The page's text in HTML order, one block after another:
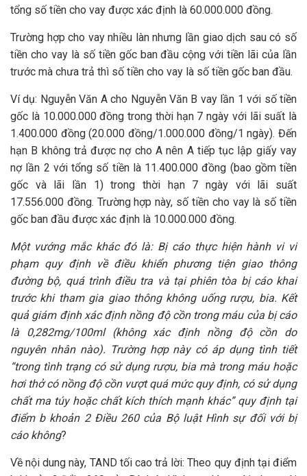
tổng số tiền cho vay được xác định là 60.000.000 đồng.
Trường hợp cho vay nhiều làn nhưng lần giao dịch sau có số
tiền cho vay là số tiền gốc ban đầu cộng với tiền lãi của lần
trước mà chưa trả thì số tiền cho vay là số tiền gốc ban đầu.
Ví dụ: Nguyễn Văn A cho Nguyễn Văn B vay lần 1 với số tiền
gốc là 10.000.000 đồng trong thời hạn 7 ngày với lãi suất là
1.400.000 đồng (20.000 đồng/1.000.000 đồng/1 ngày). Đến
hạn B không trả được nợ cho A nên A tiếp tục lập giấy vay
nợ lần 2 với tổng số tiền là 11.400.000 đồng (bao gồm tiền
gốc và lãi lần 1) trong thời hạn 7 ngày với lãi suất
17.556.000 đồng. Trường hợp này, số tiền cho vay là số tiền
gốc ban đầu được xác định là 10.000.000 đồng.
Một vướng mắc khác đó là: Bị cáo thực hiện hành vi vi
phạm quy định về điều khiển phương tiện giao thông
đường bộ, quá trình điều tra và tại phiên tòa bị cáo khai
trước khi tham gia giao thông không uống rượu, bia. Kết
quả giám định xác định nồng độ cồn trong máu của bị cáo
là 0,282mg/100ml (không xác định nồng độ cồn do
nguyên nhân nào). Trường hợp này có áp dụng tình tiết
“trong tình trạng có sử dụng rượu, bia mà trong máu hoặc
hơi thở có nồng độ cồn vượt quá mức quy định, có sử dụng
chất ma túy hoặc chất kích thích mạnh khác” quy định tại
điểm b khoản 2 Điều 260 của Bộ luật Hình sự đối với bị
cáo không?
Về nội dung này, TAND tối cao trả lời: Theo quy định tại điểm